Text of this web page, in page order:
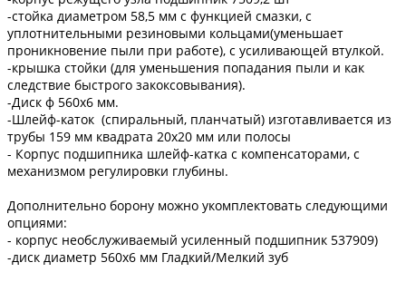
-стойка диаметром 58,5 мм с функцией смазки, с
уплотнительными резиновыми кольцами(уменьшает
проникновение пыли при работе), с усиливающей втулкой.
-крышка стойки (для уменьшения попадания пыли и как
следствие быстрого закоксовывания).
-Диск ф 560х6 мм.
-Шлейф-каток (спиральный, планчатый) изготавливается из
трубы 159 мм квадрата 20х20 мм или полосы
- Корпус подшипника шлейф-катка с компенсаторами, с
механизмом регулировки глубины.
Дополнительно борону можно укомплектовать следующими
опциями:
- корпус необслуживаемый усиленный подшипник 537909)
-диск диаметр 560х6 мм Гладкий/Мелкий зуб